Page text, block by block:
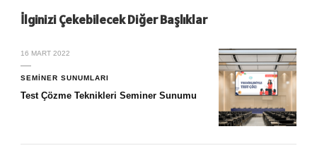
İlginizi Çekebilecek Diğer Başlıklar
16 MART 2022
SEMINER SUNUMLARI
Test Çözme Teknikleri Seminer Sunumu